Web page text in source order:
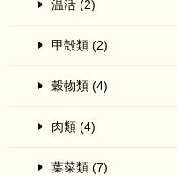
温活 (2)
甲殻類 (2)
穀物類 (4)
肉類 (4)
葉菜類 (7)